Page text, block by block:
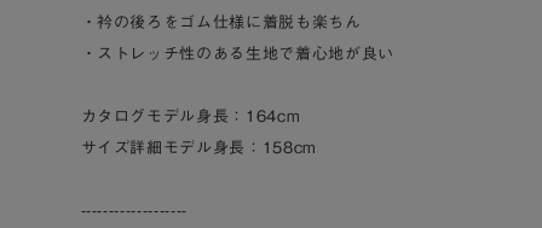
・衿の後ろをゴム仕様に着脱も楽ちん
・ストレッチ性のある生地で着心地が良い
カタログモデル身長：164cm
サイズ詳細モデル身長：158cm
-------------------